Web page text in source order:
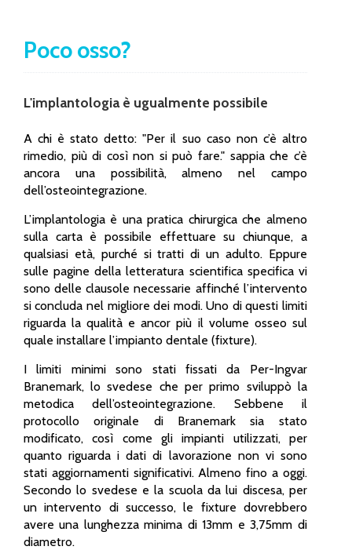
Poco osso?
L'implantologia è ugualmente possibile
A chi è stato detto: "Per il suo caso non c’è altro
rimedio, più di così non si può fare." sappia che c’è
ancora una possibilità, almeno nel campo
dell’osteointegrazione.
L’implantologia è una pratica chirurgica che almeno
sulla carta è possibile effettuare su chiunque, a
qualsiasi età, purché si tratti di un adulto. Eppure
sulle pagine della letteratura scientifica specifica vi
sono delle clausole necessarie affinché l’intervento
si concluda nel migliore dei modi. Uno di questi limiti
riguarda la qualità e ancor più il volume osseo sul
quale installare l’impianto dentale (fixture).
I limiti minimi sono stati fissati da Per-Ingvar
Branemark, lo svedese che per primo sviluppò la
metodica dell’osteointegrazione. Sebbene il
protocollo originale di Branemark sia stato
modificato, così come gli impianti utilizzati, per
quanto riguarda i dati di lavorazione non vi sono
stati aggiornamenti significativi. Almeno fino a oggi.
Secondo lo svedese e la scuola da lui discesa, per
un intervento di successo, le fixture dovrebbero
avere una lunghezza minima di 13mm e 3,75mm di
diametro.